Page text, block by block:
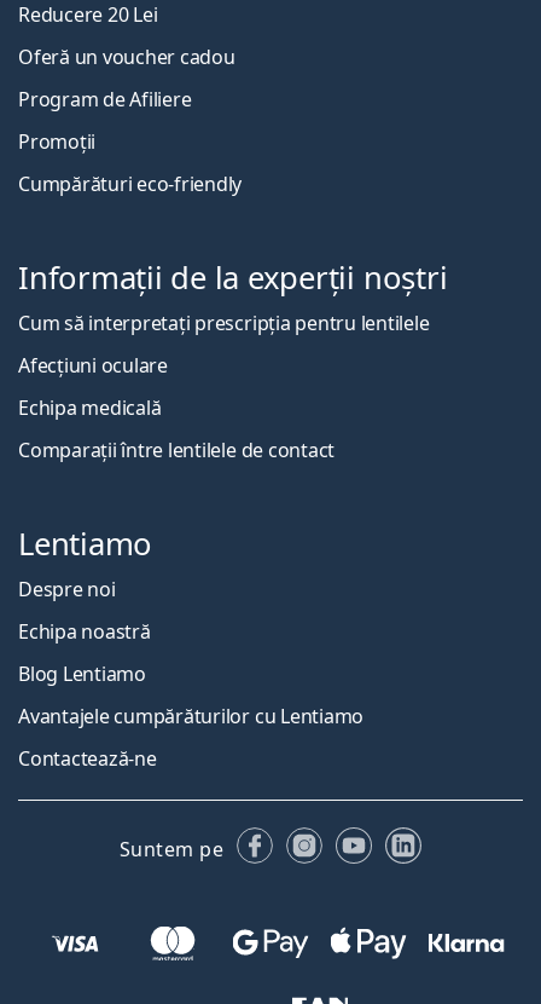
Reducere 20 Lei
Oferă un voucher cadou
Program de Afiliere
Promoții
Cumpărături eco-friendly
Informații de la experții noștri
Cum să interpretați prescripția pentru lentilele
Afecțiuni oculare
Echipa medicală
Comparații între lentilele de contact
Lentiamo
Despre noi
Echipa noastră
Blog Lentiamo
Avantajele cumpărăturilor cu Lentiamo
Contactează-ne
Suntem pe FacebookInstagram
YouTubeLinkedIn